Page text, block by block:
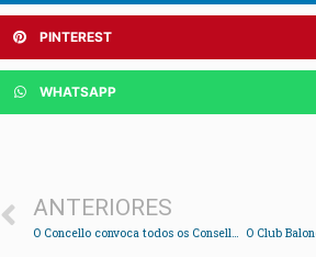
PINTEREST
WHATSAPP
ANTERIORES
O Concello convoca todos os Consellos Parroquias para que apoien a manifestación contra a AP-9